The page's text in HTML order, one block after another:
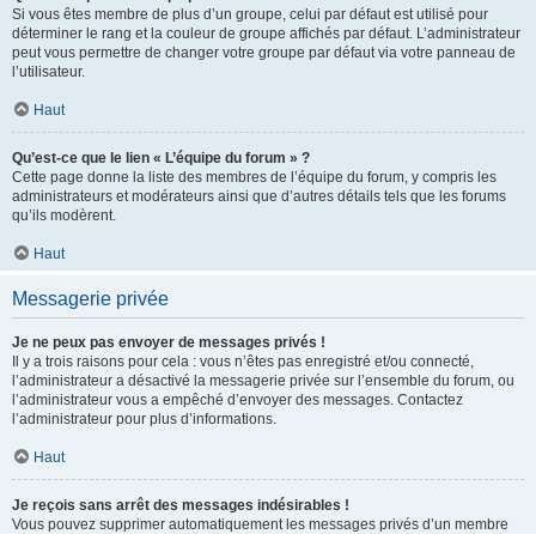
Si vous êtes membre de plus d’un groupe, celui par défaut est utilisé pour
déterminer le rang et la couleur de groupe affichés par défaut. L’administrateur
peut vous permettre de changer votre groupe par défaut via votre panneau de
l’utilisateur.
Haut
Qu’est-ce que le lien « L’équipe du forum » ?
Cette page donne la liste des membres de l’équipe du forum, y compris les
administrateurs et modérateurs ainsi que d’autres détails tels que les forums
qu’ils modèrent.
Haut
Messagerie privée
Je ne peux pas envoyer de messages privés !
Il y a trois raisons pour cela : vous n’êtes pas enregistré et/ou connecté,
l’administrateur a désactivé la messagerie privée sur l’ensemble du forum, ou
l’administrateur vous a empêché d’envoyer des messages. Contactez
l’administrateur pour plus d’informations.
Haut
Je reçois sans arrêt des messages indésirables !
Vous pouvez supprimer automatiquement les messages privés d’un membre